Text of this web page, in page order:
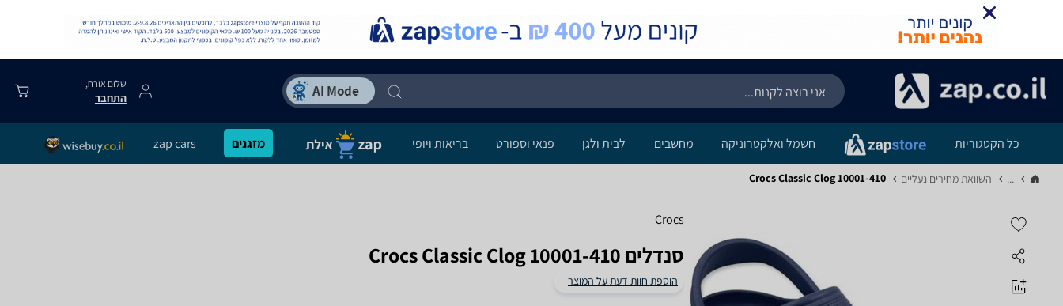
שלום אורח,
התחבר
כל הקטגוריות חשמל ואלקטרוניקה מחשבים לבית ולגן פנאי וספורט בריאות ויופי מזגנים zap cars
... השוואת מחירים נעליים‏ Crocs Classic Clog 10001-410
Crocs
‏סנדלים Crocs Classic Clog 10001-410
הוספת חוות דעת על המוצר